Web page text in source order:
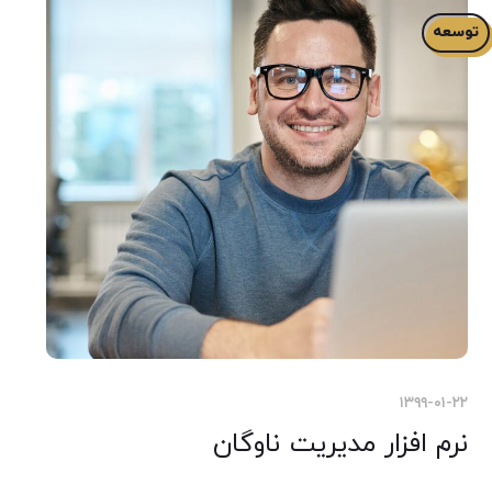
توسعه
۱۳۹۹-۰۱-۲۲
نرم افزار مدیریت ناوگان